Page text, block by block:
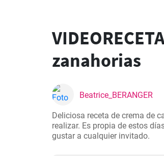
zanahorias
Beatrice_BERANGER
Deliciosa receta de crema de
realizar. Es propia de estos
gustar a cualquier invitado.